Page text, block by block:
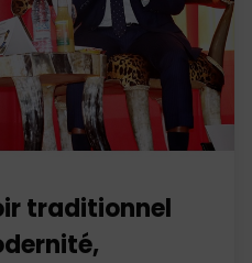
traditionnel